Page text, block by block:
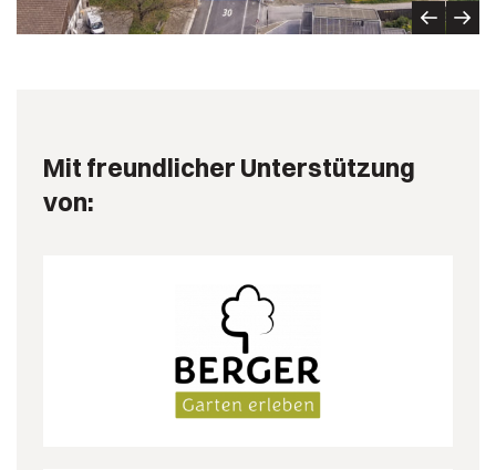
Mit freundlicher Unterstützung
von: